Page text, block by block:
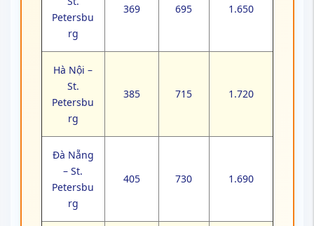
Petersbu
rg
369 695 1.650
Hà Nội –
St.
Petersbu
rg
385 715 1.720
Đà Nẵng
– St.
Petersbu
rg
405 730 1.690